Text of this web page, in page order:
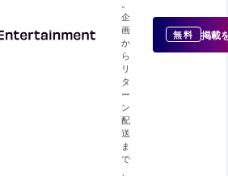
企
画
か
ら
リ
タ
ー
ン
配
送
ま
で
無料 掲載